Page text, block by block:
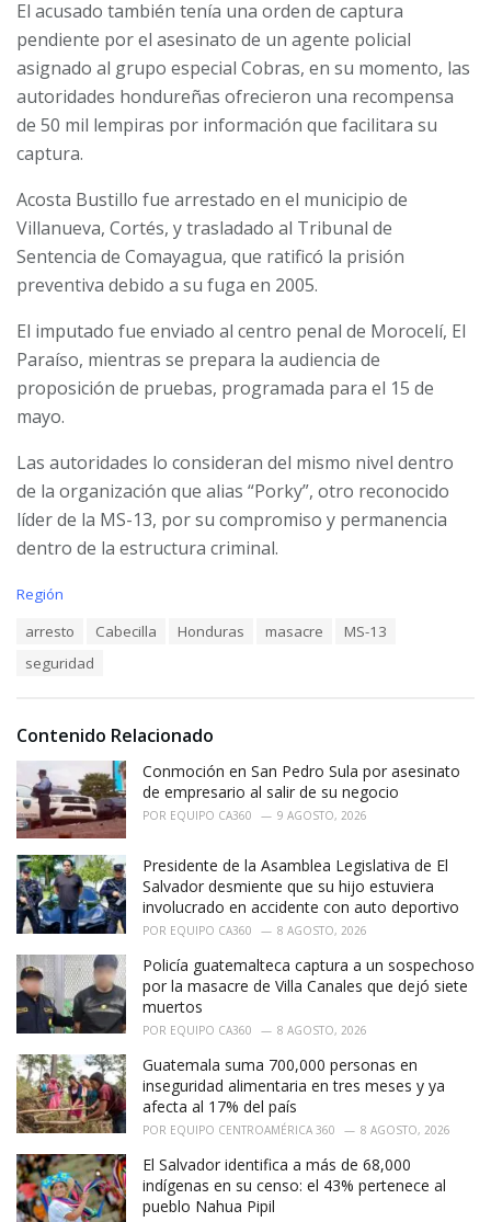
El acusado también tenía una orden de captura
pendiente por el asesinato de un agente policial
asignado al grupo especial Cobras, en su momento, las
autoridades hondureñas ofrecieron una recompensa
de 50 mil lempiras por información que facilitara su
captura.
Acosta Bustillo fue arrestado en el municipio de
Villanueva, Cortés, y trasladado al Tribunal de
Sentencia de Comayagua, que ratificó la prisión
preventiva debido a su fuga en 2005.
El imputado fue enviado al centro penal de Morocelí, El
Paraíso, mientras se prepara la audiencia de
proposición de pruebas, programada para el 15 de
mayo.
Las autoridades lo consideran del mismo nivel dentro
de la organización que alias “Porky”, otro reconocido
líder de la MS-13, por su compromiso y permanencia
dentro de la estructura criminal.
C
i
:
Región
arresto Cabecilla Honduras masacre
MS-13
seguridad
Contenido Relacionado
Conmoción en San Pedro Sula por asesinato
de empresario al salir de su negocio
POR EQUIPO CA360 9 AGOSTO, 2026
Presidente de la Asamblea Legislativa de El
Salvador desmiente que su hijo estuviera
involucrado en accidente con auto deportivo
POR EQUIPO CA360 8 AGOSTO, 2026
Policía guatemalteca captura a un sospechoso
por la masacre de Villa Canales que dejó siete
muertos
POR EQUIPO CA360 8 AGOSTO, 2026
Guatemala suma 700,000 personas en
inseguridad alimentaria en tres meses y ya
afecta al 17% del país
POR EQUIPO CENTROAMÉRICA 360 8 AGOSTO, 2026
El Salvador identifica a más de 68,000
indígenas en su censo: el 43% pertenece al
pueblo Nahua Pipil